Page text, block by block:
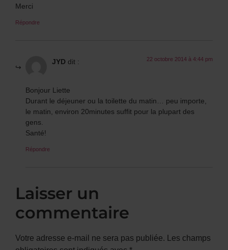
Merci
Répondre
JYD dit : 22 octobre 2014 à 4:44 pm
Bonjour Liette
Durant le déjeuner ou la toilette du matin… peu importe,
le matin, environ 20minutes suffit pour la plupart des
gens.
Santé!
Répondre
Laisser un
commentaire
Votre adresse e-mail ne sera pas publiée. Les champs